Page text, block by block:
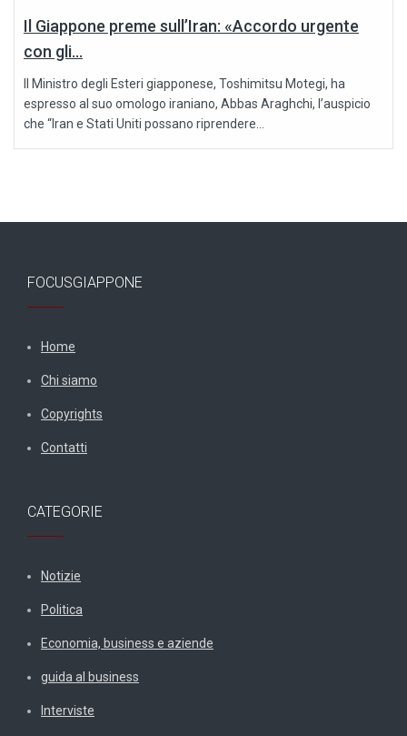
Il Giappone preme sull’Iran: «Accordo urgente
con gli...
Il Ministro degli Esteri giapponese, Toshimitsu Motegi, ha
espresso al suo omologo iraniano, Abbas Araghchi, l’auspicio
che “Iran e Stati Uniti possano riprendere...
FOCUSGIAPPONE
Home
Chi siamo
Copyrights
Contatti
CATEGORIE
Notizie
Politica
Economia, business e aziende
guida al business
Interviste